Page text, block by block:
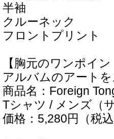
半袖
クルーネック
フロントプリント
【胸元のワンポイ
アルバムのアート
商品名：Foreign
Tシャツ / メンズ（
価格：5,280円（税込